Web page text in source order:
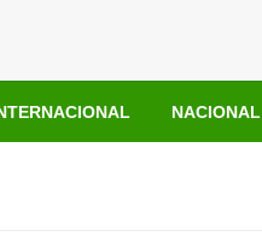
NACIONAL